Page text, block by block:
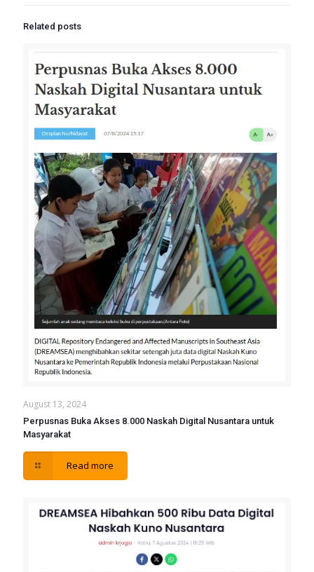
Related posts
August 13, 2024
Perpusnas Buka Akses 8.000 Naskah Digital Nusantara untuk
Masyarakat
Read more